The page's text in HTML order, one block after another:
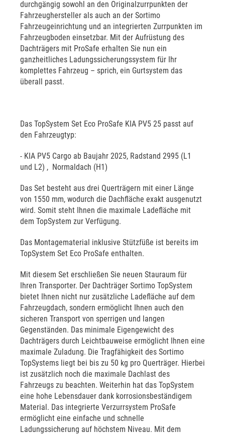
durchgängig sowohl an den Originalzurrpunkten der
Fahrzeughersteller als auch an der Sortimo
Fahrzeugeinrichtung und an integrierten Zurrpunkten im
Fahrzeugboden einsetzbar. Mit der Aufrüstung des
Dachträgers mit ProSafe erhalten Sie nun ein
ganzheitliches Ladungssicherungssystem für Ihr
komplettes Fahrzeug – sprich, ein Gurtsystem das
überall passt.
Das TopSystem Set Eco ProSafe KIA PV5 25 passt auf
den Fahrzeugtyp:
- KIA PV5 Cargo ab Baujahr 2025, Radstand 2995 (L1
und L2) , Normaldach (H1)
Das Set besteht aus drei Querträgern mit einer Länge
von 1550 mm, wodurch die Dachfläche exakt ausgenutzt
wird. Somit steht Ihnen die maximale Ladefläche mit
dem TopSystem zur Verfügung.
Das Montagematerial inklusive Stützfüße ist bereits im
TopSystem Set Eco ProSafe enthalten.
Mit diesem Set erschließen Sie neuen Stauraum für
Ihren Transporter. Der Dachträger Sortimo TopSystem
bietet Ihnen nicht nur zusätzliche Ladefläche auf dem
Fahrzeugdach, sondern ermöglicht Ihnen auch den
sicheren Transport von sperrigen und langen
Gegenständen. Das minimale Eigengewicht des
Dachträgers durch Leichtbauweise ermöglicht Ihnen eine
maximale Zuladung. Die Tragfähigkeit des Sortimo
TopSystems liegt bei bis zu 50 kg pro Querträger. Hierbei
ist zusätzlich noch die maximale Dachlast des
Fahrzeugs zu beachten. Weiterhin hat das TopSystem
eine hohe Lebensdauer dank korrosionsbeständigem
Material. Das integrierte Verzurrsystem ProSafe
ermöglicht eine einfache und schnelle
Ladungssicherung auf höchstem Niveau. Mit dem